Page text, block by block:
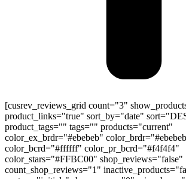
[cusrev_reviews_grid count="3"
product_links="true" sort_by="date"
product_tags="" tags="" products="current"
color_ex_brdr="#ebebeb"
color_bcrd="#ffffff" color_pr_bcrd="#f4f4f4"
color_stars="#FFBC00" shop_reviews="false"
count_shop_reviews="1"